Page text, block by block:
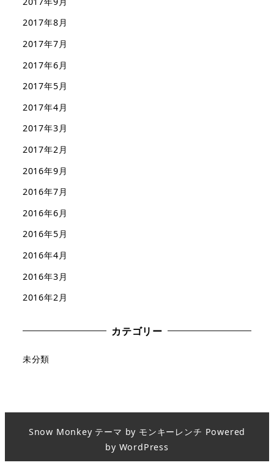
2017年8月
2017年7月
2017年6月
2017年5月
2017年4月
2017年3月
2017年2月
2016年9月
2016年7月
2016年6月
2016年5月
2016年4月
2016年3月
2016年2月
カテゴリー
未分類
Snow Monkey テーマ by モンキーレンチ Powered
by WordPress